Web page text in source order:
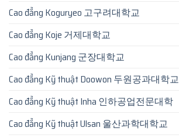
Cao đẳng Koguryeo 고구려대학교
Cao đẳng Koje 거제대학교
Cao đẳng Kunjang 군장대학교
Cao đẳng Kỹ thuật Doowon 두원공과대학교
Cao đẳng Kỹ thuật Inha 인하공업전문대학
Cao đẳng Kỹ thuật Ulsan 울산과학대학교